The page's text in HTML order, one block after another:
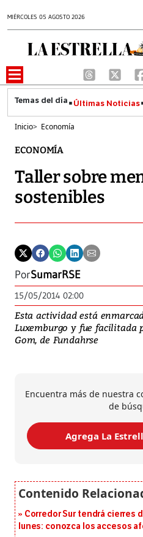
MIÉRCOLES 05 AGOSTO 2026
Últimas Noticias
Inicio> Economía
ECONOMÍA
Taller sobre
sostenibles
PorSumarRSE
15/05/2014 02:00
Esta actividad está
Luxemburgo y fue facilitada
Gom, de Fundahrse
Encuentra más de nuestra
de
Agrega La
Corredor Sur tendrá cierres
lunes: conozca los accesos